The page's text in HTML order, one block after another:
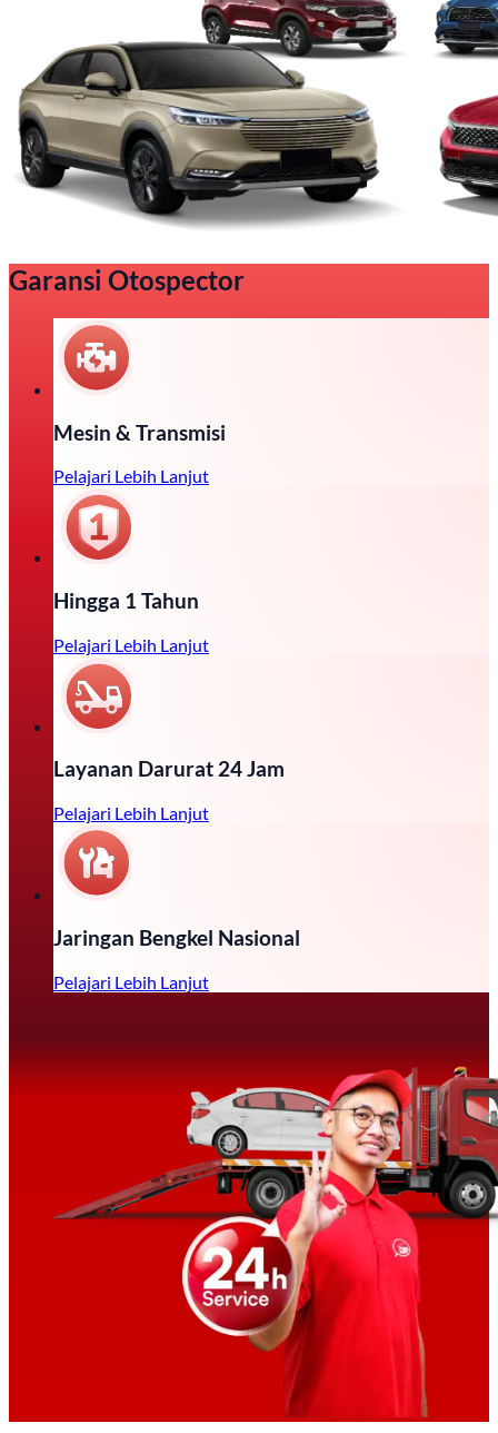
Garansi Otospector
Mesin & Transmisi
Pelajari Lebih Lanjut
Hingga 1 Tahun
Pelajari Lebih Lanjut
Layanan Darurat 24 Jam
Pelajari Lebih Lanjut
Jaringan Bengkel Nasional
Pelajari Lebih Lanjut